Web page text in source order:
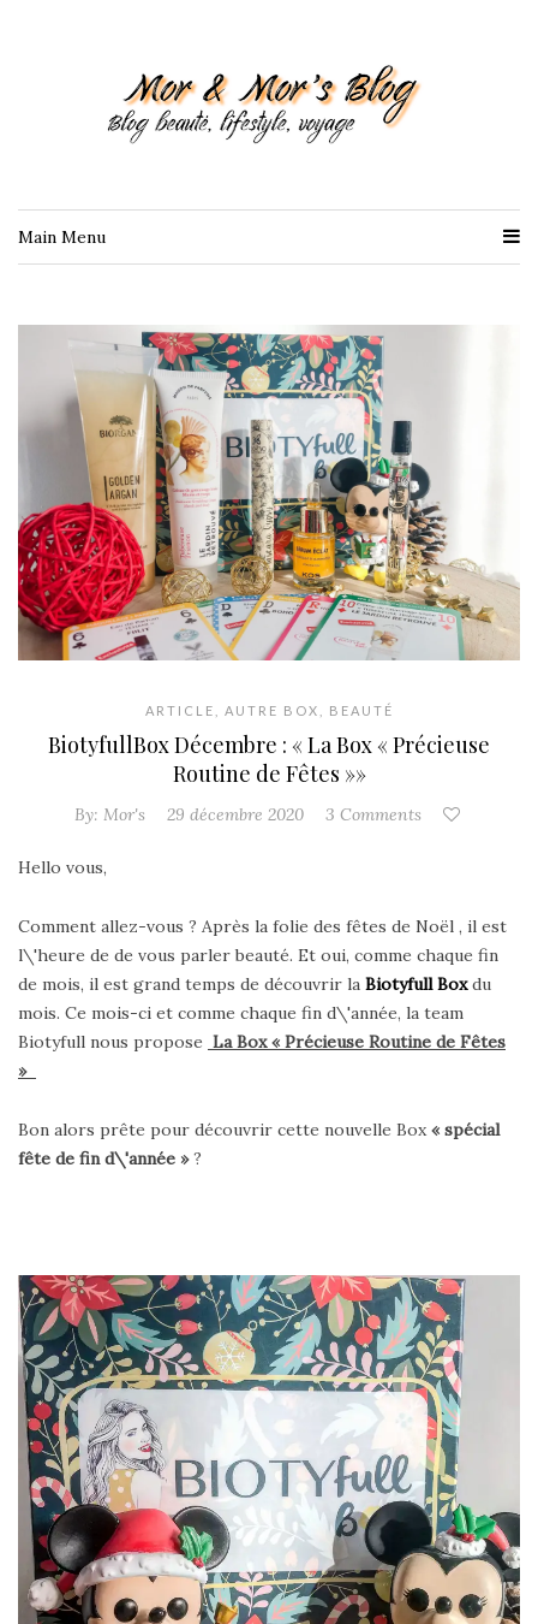
Main Menu
ARTICLE AUTRE BOX BEAUTÉ
BiotyfullBox Décembre : « La Box « Précieuse
Routine de Fêtes »»
By: Mor's 29 décembre 2020 3 Comments
Hello vous,
Comment allez-vous ? Après la folie des fêtes de Noël , il est
l\'heure de de vous parler beauté. Et oui, comme chaque fin
de mois, il est grand temps de découvrir la Biotyfull Boxdu
mois. Ce mois-ci et comme chaque fin d\'année, la team
Biotyfull nous propose La Box « Précieuse Routine de Fêtes
»
Bon alors prête pour découvrir cette nouvelle Box« spécial
fête de fin d\'année »?